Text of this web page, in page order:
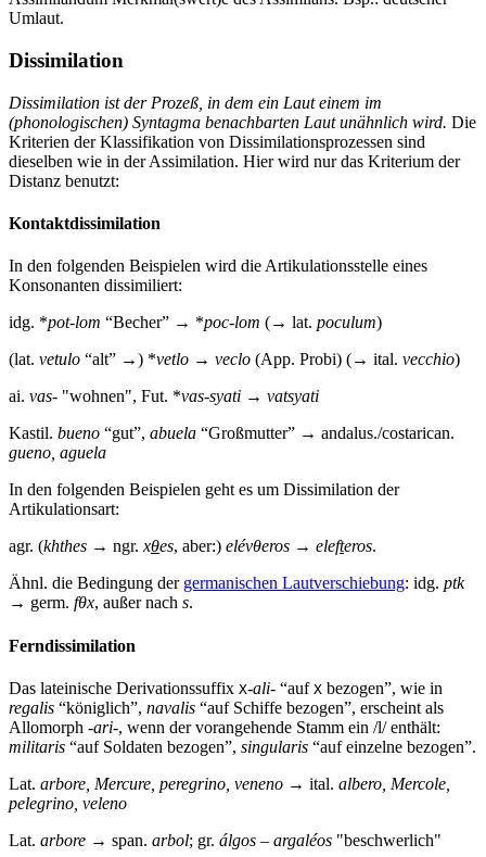
Umlaut.
Dissimilation
Dissimilation ist der Prozeß, in dem ein Laut einem im
(phonologischen) Syntagma benachbarten Laut unähnlich wird. Die
Kriterien der Klassifikation von Dissimilationsprozessen sind
dieselben wie in der Assimilation. Hier wird nur das Kriterium der
Distanz benutzt:
Kontaktdissimilation
In den folgenden Beispielen wird die Artikulationsstelle eines
Konsonanten dissimiliert:
idg. *pot-lom “Becher” → *poc-lom (→ lat. poculum)
(lat. vetulo “alt” →) *vetlo → veclo (App. Probi) (→ ital. vecchio)
ai. vas- "wohnen", Fut. *vas-syati → vatsyati
Kastil. bueno “gut”, abuela “Großmutter” → andalus./costarican.
gueno, aguela
In den folgenden Beispielen geht es um Dissimilation der
Artikulationsart:
agr. (khthes → ngr.xθes, aber:) elévθeros → elefteros.
Ähnl. die Bedingung der germanischen Lautverschiebung: idg. ptk
→ germ. fθx, außer nach s.
Ferndissimilation
Das lateinische Derivationssuffix X-ali- “auf X bezogen”, wie in
regalis “königlich”, navalis “auf Schiffe bezogen”, erscheint als
Allomorph -ari-, wenn der vorangehende Stamm ein /l/ enthält:
militaris “auf Soldaten bezogen”, singularis “auf einzelne bezogen”.
Lat. arbore, Mercure, peregrino, veneno → ital. albero, Mercole,
pelegrino, veleno
Lat. arbore → span. arbol; gr. álgos – argaléos "beschwerlich"